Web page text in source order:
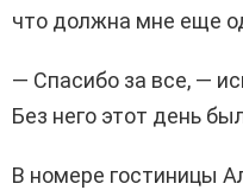
что должна мне еще
— Спасибо за все, —
Без него этот день
В номере гостиницы